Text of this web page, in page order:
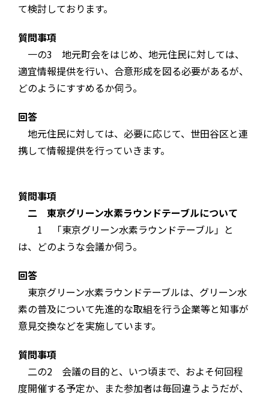
て検討しております。
質問事項
一の3 地元町会をはじめ、地元住民に対しては、
適宜情報提供を行い、合意形成を図る必要があるが、
どのようにすすめるか伺う。
回答
地元住民に対しては、必要に応じて、世田谷区と連
携して情報提供を行っていきます。
質問事項
二 東京グリーン水素ラウンドテーブルについて
1 「東京グリーン水素ラウンドテーブル」と
は、どのような会議か伺う。
回答
東京グリーン水素ラウンドテーブルは、グリーン水
素の普及について先進的な取組を行う企業等と知事が
意見交換などを実施しています。
質問事項
二の2 会議の目的と、いつ頃まで、およそ何回程
度開催する予定か、また参加者は毎回違うようだが、